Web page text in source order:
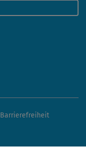
Barrierefreiheit